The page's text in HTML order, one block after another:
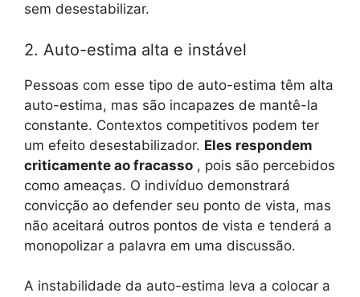
sem desestabilizar.
2. Auto-estima alta e instável
Pessoas com esse tipo de auto-estima têm alta
auto-estima, mas são incapazes de mantê-la
constante. Contextos competitivos podem ter
um efeito desestabilizador. Eles respondem
criticamente ao fracasso , pois são percebidos
como ameaças. O indivíduo demonstrará
convicção ao defender seu ponto de vista, mas
não aceitará outros pontos de vista e tenderá a
monopolizar a palavra em uma discussão.
A instabilidade da auto-estima leva a colocar a